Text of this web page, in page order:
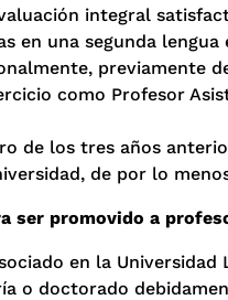
integral
en una segunda
previamente
como Profesor
de los tres años
de por lo
ser promovido a
en la
o doctorado